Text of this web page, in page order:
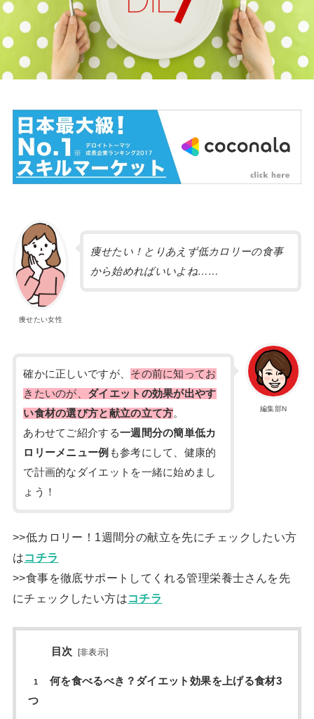
痩せたい女性
痩せたい！とりあえず低カロリーの食事
から始めればいいよね……
編集部N
確かに正しいですが、 その前に知ってお
きたいのが、 ダイエットの効果が出やす
い食材の選び方と献立の立て方。
あわせてご紹介する一週間分の簡単低カ
ロリーメニュー例 も参考にして、健康的
で計画的なダイエットを一緒に始めまし
ょう！
>>低カロリー！1週間分の献立を先にチェックしたい方
はコチラ
>>食事を徹底サポートしてくれる管理栄養士さんを先
にチェックしたい方はコチラ
目次 [非表示]
1
何を食べるべき？ダイエット効果を上げる食材3
つ